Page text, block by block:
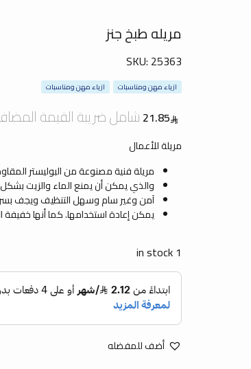
مريله طبخ جنز
SKU: 25363
ازياء مهن ومناسبات ازياء مهن ومناسبات
21.85شامل ضريبة القيمة
مريلة للأعمال
مريلة فنية مصنوعة من البوليستر
والذي يمكن أن يمنع الماء والزيت
آمن وغير سام وسهل التنظيف ويجف
يمكن إعادة استخدامها. كما أنها خفيفة
1 in stock
أضف للمفضله